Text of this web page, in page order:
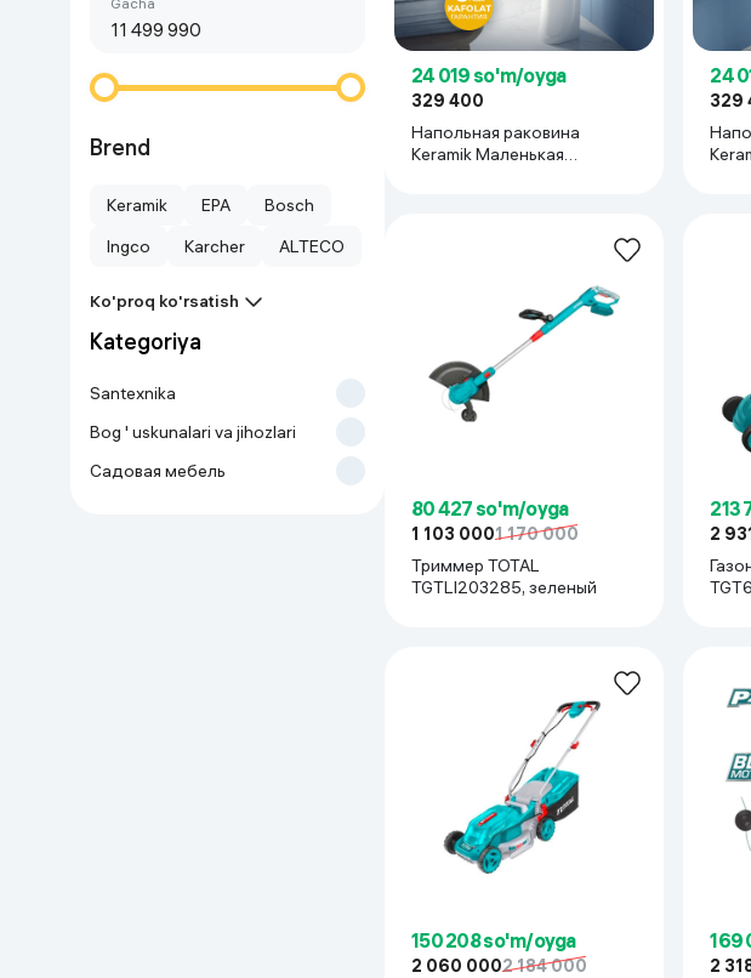
Go‘zallik va parvarish
O'yin uchun texnika
Sport tovarlari
Qurilish va ta'mirlash
Virtual haqiqat ko'zoynaklari
Brend
Keramik EPA
Bosch
Ingco
Karcher ALTECO
Ko'proq ko'rsatish
Kategoriya
Santexnika
Bog ' uskunalari va jihozlari
Садовая мебель
24 019 so'm/oyga
329 400
Напольная раковина
Keramik Маленькая
24
329
80 427 so'm/oyga
1 103 0001 170 000
Триммер TOTAL
TGTLI203285, зеленый
213
2
150 208 so'm/oyga
2 060 0002 184 000
169
2